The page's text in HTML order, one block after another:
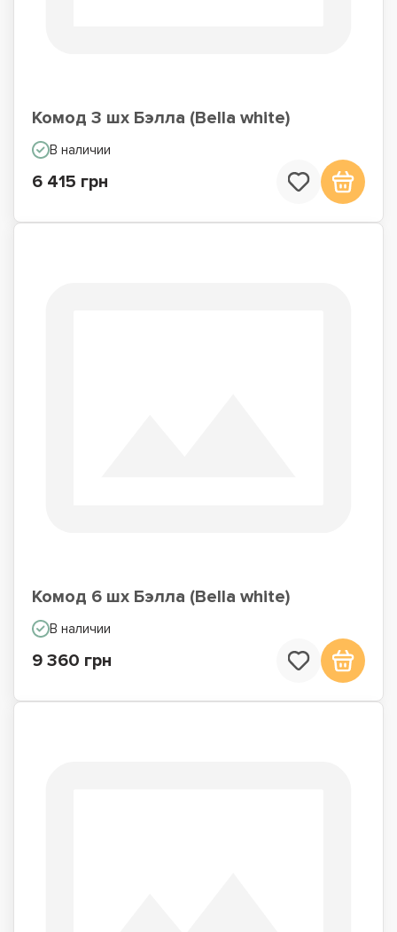
Комод 3 шх Бэлла (Bella white)
В наличии
6 415 грн
Комод 6 шх Бэлла (Bella white)
В наличии
9 360 грн